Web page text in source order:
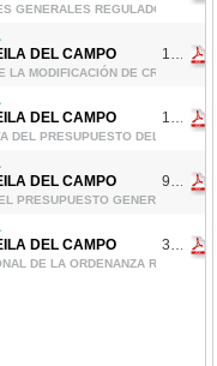
GENERALES REGULADORAS
DEL CAMPO
LA MODIFICACIÓN DE CRÉDITOS
1588-2026
DEL CAMPO
DEL PRESUPUESTO DEL
1223-2026
DEL CAMPO
PRESUPUESTO GENERAL PARA
919-2026
DEL CAMPO
DE LA ORDENANZA
346-2026